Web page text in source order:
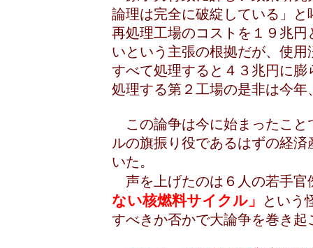
論理は完全に破綻している」
再処理工場のコストを１９兆
いという主張の根拠だが、使
すべて処理すると４３兆円に
処理する第２工場の是非は
この論争は今に始まったこと
ルの旗振り役であるはずの経
いた。
声を上げたのは６人の若手官
ない核燃料サイクル」
という
すべきか否かで大論争を巻